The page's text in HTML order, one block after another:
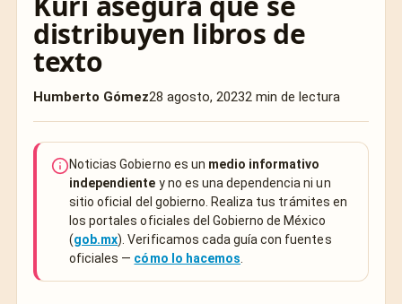
distribuyen libros de
texto
Humberto Gómez28 agosto, 20232 min de lectura
Noticias Gobierno es un medio informativo
independiente y no es una dependencia ni un
sitio oficial del gobierno. Realiza tus trámites en
los portales oficiales del Gobierno de México
(gob.mx). Verificamos cada guía con fuentes
oficiales — cómo lo hacemos